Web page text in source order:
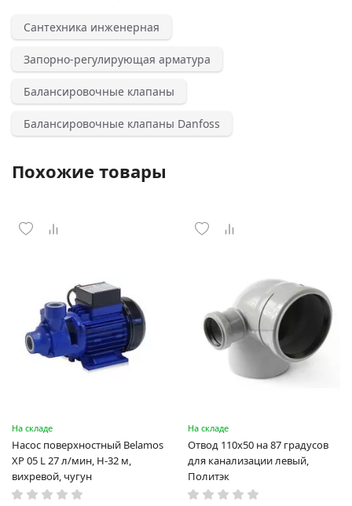
Сантехника инженерная
Запорно-регулирующая арматура
Балансировочные клапаны
Балансировочные клапаны Danfoss
Похожие товары
На складе
Насос поверхностный Belamos
XP 05 L 27 л/мин, Н-32 м,
вихревой, чугун
На складе
Отвод 110х50 на 87 градусов
для канализации левый,
Политэк